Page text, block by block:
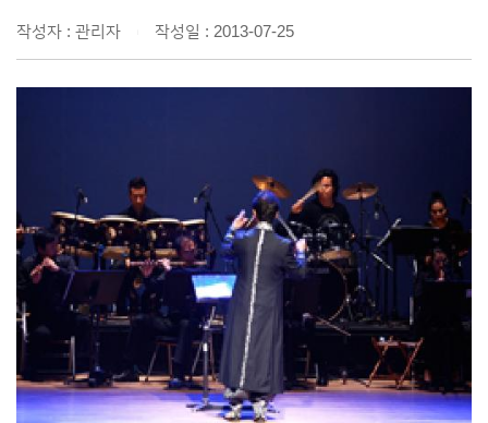
작성자 : 관리자 작성일 : 2013-07-25